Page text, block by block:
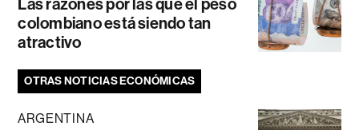
colombiano está siendo tan
atractivo
OTRAS NOTICIAS ECONÓMICAS
ARGENTINA